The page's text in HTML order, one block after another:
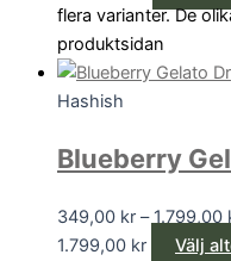
flera varianter. De
produktsidan
Hashish
Blueberry
349,00 kr – 1.799,00
1.799,00 kr
Välj